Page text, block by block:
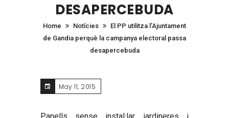
DESAPERCEBUDA
Home Notícies
El PP utilitza l’Ajuntament
de Gandia perquè la campanya electoral passa
desapercebuda
May 11, 2015